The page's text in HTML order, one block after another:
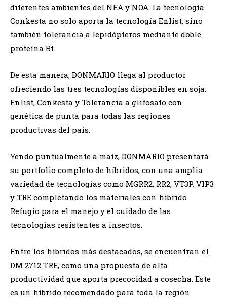
diferentes ambientes del NEA y NOA. La tecnología
Conkesta no solo aporta la tecnología Enlist, sino
también tolerancia a lepidópteros mediante doble
proteína Bt.
De esta manera, DONMARIO llega al productor
ofreciendo las tres tecnologías disponibles en soja:
Enlist, Conkesta y Tolerancia a glifosato con
genética de punta para todas las regiones
productivas del país.
Yendo puntualmente a maíz, DONMARIO presentará
su portfolio completo de híbridos, con una amplia
variedad de tecnologías como MGRR2, RR2, VT3P, VIP3
y TRE completando los materiales con híbrido
Refugio para el manejo y el cuidado de las
tecnologías resistentes a insectos.
Entre los híbridos más destacados, se encuentran el
DM 2712 TRE, como una propuesta de alta
productividad que aporta precocidad a cosecha. Este
es un híbrido recomendado para toda la región